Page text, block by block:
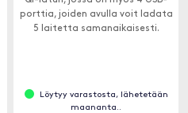
porttia, joiden avulla voit ladata
5 laitetta samanaikaisesti.
Löytyy varastosta, lähetetään
maananta..